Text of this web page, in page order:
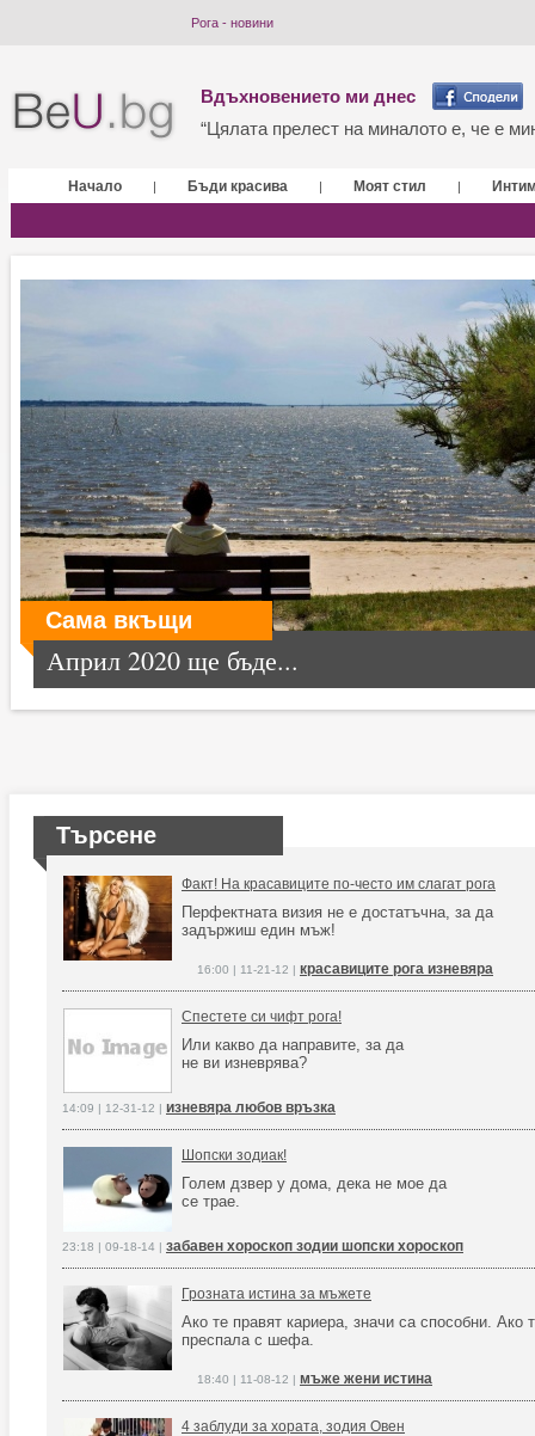
Рога - новини
Вдъхновението ми днес
“Цялата прелест на миналото е, че е
Начало | Бъди красива | Моят стил |
Сама вкъщи
Април 2020 ще бъде...
Търсене
Факт! На красавиците по-често им слагат рога
Перфектната визия не е достатъчна, за да
задържиш един мъж!
16:00 | 11-21-12 | красавиците рога изневяра
Спестете си чифт рога!
Или какво да направите, за да
не ви изневрява?
14:09 | 12-31-12 | изневяра любов връзка
Шопски зодиак!
Голем дзвер у дома, дека не мое да
се трае.
23:18 | 09-18-14 | забавен хороскоп зодии шопски хороскоп
Грозната истина за мъжете
Ако те правят кариера, значи са способни. Ако
преспала с шефа.
18:40 | 11-08-12 | мъже жени истина
4 заблуди за хората, зодия Овен